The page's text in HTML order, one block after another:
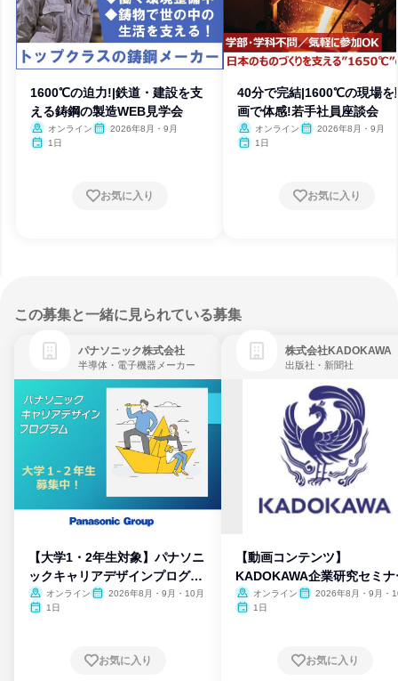
1600℃の迫力!|鉄道・建設を支
える鋳鋼の製造WEB見学会
オンライン
2026年8月・9月
1日
お気に入り
40分で完結|1600℃の現場を
画で体感!若手社員座談会
オンライン
2026年8月・9月
1日
お気に入り
この募集と一緒に見られている募集
パナソニック株式会社
半導体・電子機器メーカー
【大学1・2年生対象】パナソニ
ックキャリアデザインプログラ
ム
オンライン
2026年8月・9月・10月
1日
お気に入り
株式会社KADOKAWA
出版社・新聞社
【動画コンテンツ】
KADOKAWA企業研究セミナ
オンライン
2026年8月・9月・
1日
お気に入り